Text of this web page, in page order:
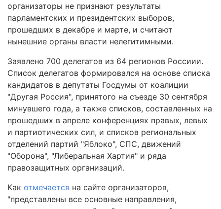
организаторы не признают результаты
парламентских и президентских выборов,
прошедших в декабре и марте, и считают
нынешние органы власти нелегитимными.
Заявлено 700 делегатов из 64 регионов Россиии.
Список делегатов формировался на основе списка
кандидатов в депутаты Госдумы от коалиции
"Другая Россия", принятого на съезде 30 сентября
минувшего года, а также списков, составленных на
прошедших в апреле конференциях правых, левых
и партиотических сил, и списков региональных
отделений партий "Яблоко", СПС, движений
"Оборона", "Либеральная Хартия" и ряда
правозащитных организаций.
Как отмечается на сайте организаторов,
"представлены все основные направления,